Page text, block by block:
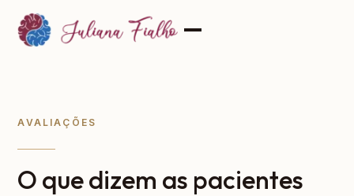
AVALIAÇÕES
O que dizem as pacientes